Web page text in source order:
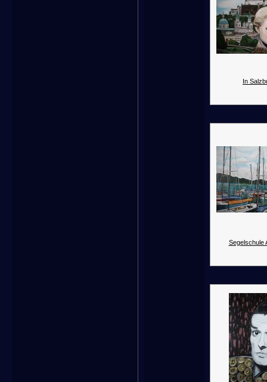
In
Segelschule